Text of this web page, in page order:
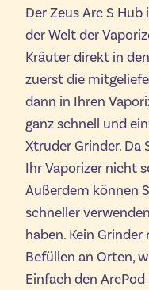
Der Zeus Arc S
der Welt der
Kräuter direkt in
zuerst die
dann in Ihren
ganz schnell und
Xtruder Grinder. Da
Ihr Vaporizer nicht
Außerdem können
schneller
haben. Kein
Befüllen an Orten,
Einfach den